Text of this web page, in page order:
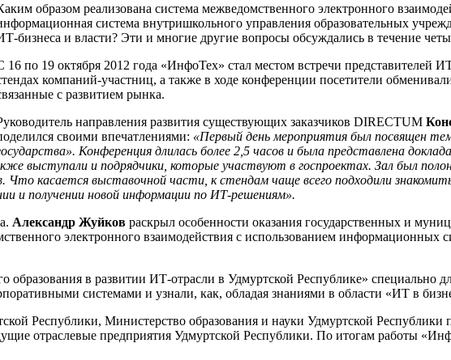
образом реализована система межведомственного электронного
система внутришкольного управления образовательных
бизнеса и власти? Эти и многие другие вопросы обсуждались в течение
16 по 19 октября 2012 года «ИнфоТех» стал местом встречи
компаний-участниц, а также в ходе конференции посетители
с развитием рынка.
направления развития существующих заказчиков DIRECTUM
своими впечатлениями: «Первый день мероприятия был посвящен
Конференция длилась более 2,5 часов и была представлена
выступали и подрядчики, которые участвуют в госпроектах. Зал был
Что касается выставочной части, к стендам чаще всего подходили
и получении новой информации по ИТ-решениям».
Александр Жуйков раскрыл особенности оказания государственных и
электронного взаимодействия с использованием информационных
образования в развитии ИТ-отрасли в Удмуртской Республике» специально
системами и узнали, как, обладая знаниями в области «ИТ в
Республики, Министерство образования и науки Удмуртской
отраслевые предприятия Удмуртской Республики. По итогам работы